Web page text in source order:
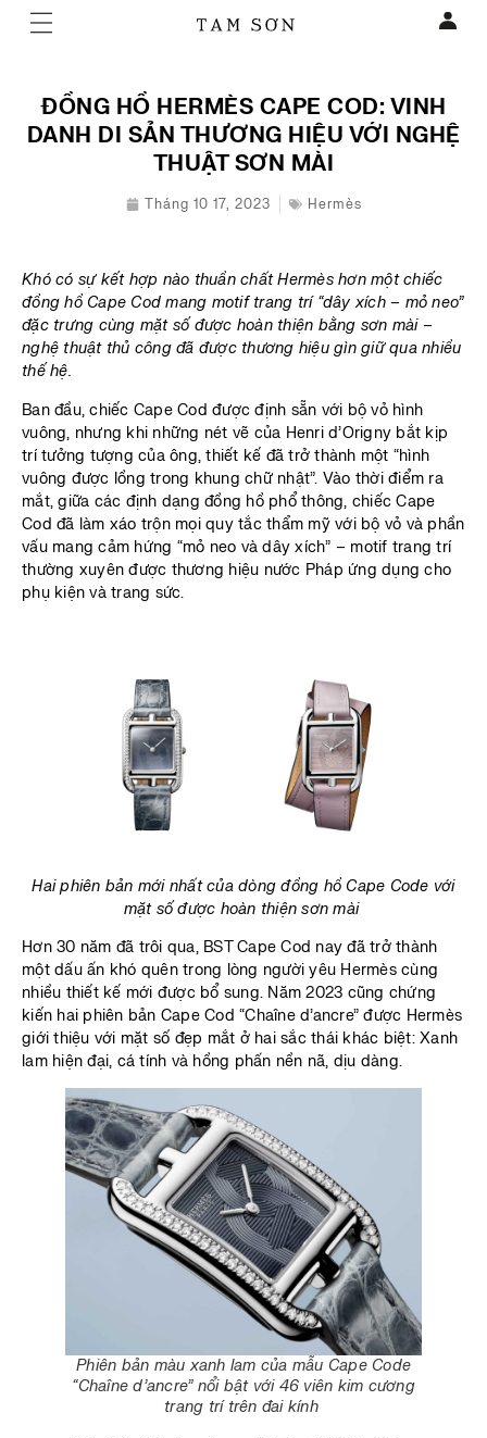
ĐỒNG HỒ HERMÈS CAPE COD: VINH
DANH DI SẢN THƯƠNG HIỆU VỚI NGHỆ
THUẬT SƠN MÀI
Tháng 10 17, 2023 Hermès
Khó có sự kết hợp nào thuần chất Hermès hơn một chiếc
đồng hồ Cape Cod mang motif trang trí “dây xích – mỏ neo”
đặc trưng cùng mặt số được hoàn thiện bằng sơn mài –
nghệ thuật thủ công đã được thương hiệu gìn giữ qua nhiều
thế hệ.
Ban đầu, chiếc Cape Cod được định sẵn với bộ vỏ hình
vuông, nhưng khi những nét vẽ của Henri d’Origny bắt kịp
trí tưởng tượng của ông, thiết kế đã trở thành một “hình
vuông được lồng trong khung chữ nhật”. Vào thời điểm ra
mắt, giữa các định dạng đồng hồ phổ thông, chiếc Cape
Cod đã làm xáo trộn mọi quy tắc thẩm mỹ với bộ vỏ và phần
vấu mang cảm hứng “mỏ neo và dây xích” – motif trang trí
thường xuyên được thương hiệu nước Pháp ứng dụng cho
phụ kiện và trang sức.
Hai phiên bản mới nhất của dòng đồng hồ Cape Code với
mặt số được hoàn thiện sơn mài
Hơn 30 năm đã trôi qua, BST Cape Cod nay đã trở thành
một dấu ấn khó quên trong lòng người yêu Hermès cùng
nhiều thiết kế mới được bổ sung. Năm 2023 cũng chứng
kiến hai phiên bản Cape Cod “Chaîne d’ancre” được Hermès
giới thiệu với mặt số đẹp mắt ở hai sắc thái khác biệt: Xanh
lam hiện đại, cá tính và hồng phấn nền nã, dịu dàng.
Phiên bản màu xanh lam của mẫu Cape Code
“Chaîne d’ancre” nổi bật với 46 viên kim cương
trang trí trên đai kính